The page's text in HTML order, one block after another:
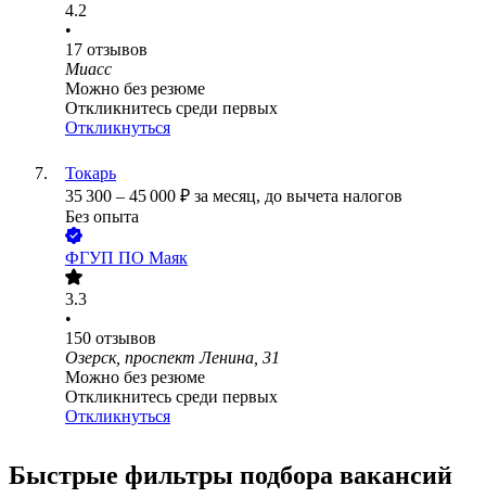
4.2
•
17 отзывов
Миасс
Можно без резюме
Откликнитесь среди первых
Откликнуться
Токарь
35 300 – 45 000 ₽ за месяц, до вычета налогов
Без опыта
ФГУП ПО Маяк
3.3
•
150 отзывов
Озерск, проспект Ленина, 31
Можно без резюме
Откликнитесь среди первых
Откликнуться
Быстрые фильтры подбора вакансий